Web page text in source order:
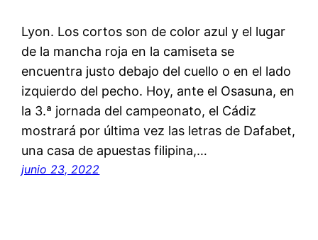
Lyon. Los cortos son de color azul y el lugar
de la mancha roja en la camiseta se
encuentra justo debajo del cuello o en el lado
izquierdo del pecho. Hoy, ante el Osasuna, en
la 3.ª jornada del campeonato, el Cádiz
mostrará por última vez las letras de Dafabet,
una casa de apuestas filipina,…
junio 23, 2022